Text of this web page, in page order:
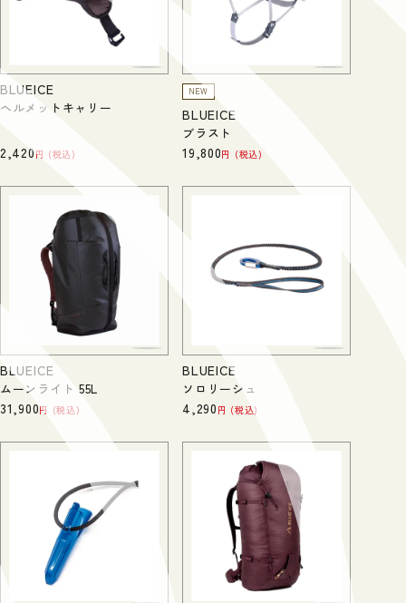
BLUEICE
ヘルメットキャリー
2,420 税込
NEW
BLUEICE
ブラスト
19,800 税込
BLUEICE
ムーンライト 55L
31,900 税込
BLUEICE
ソロリーシュ
4,290 税込